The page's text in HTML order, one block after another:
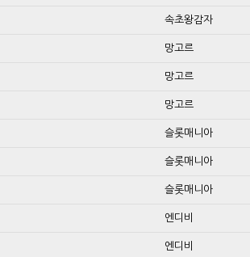
속초왕감자
망고르
망고르
망고르
슬롯매니아
슬롯매니아
슬롯매니아
엔디비
엔디비